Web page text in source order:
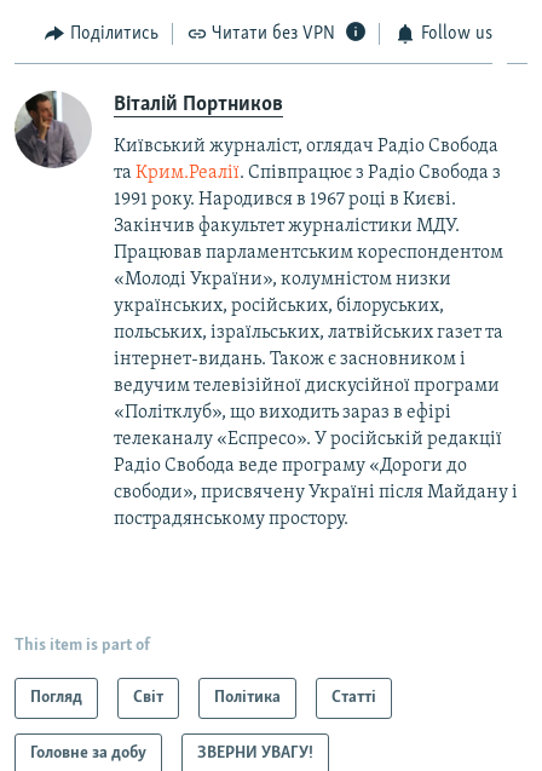
Поділитись Читати без VPN Follow us
Віталій Портников
Київський журналіст, оглядач Радіо Свобода
та Крим.Реалії. Співпрацює з Радіо Свобода з
1991 року. Народився в 1967 році в Києві.
Закінчив факультет журналістики МДУ.
Працював парламентським кореспондентом
«Молоді України», колумністом низки
українських, російських, білоруських,
польських, ізраїльських, латвійських газет та
інтернет-видань. Також є засновником і
ведучим телевізійної дискусійної програми
«Політклуб», що виходить зараз в ефірі
телеканалу «Еспресо». У російській редакції
Радіо Свобода веде програму «Дороги до
свободи», присвячену Україні після Майдану і
пострадянському простору.
This item is part of
Погляд Світ Політика Статті
Головне за добу ЗВЕРНИ УВАГУ!